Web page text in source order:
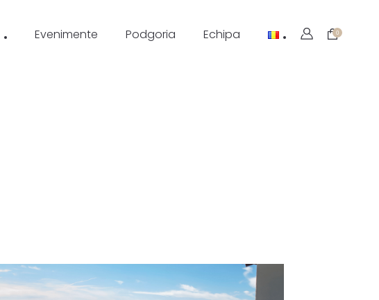
Evenimente Podgoria Echipa 0